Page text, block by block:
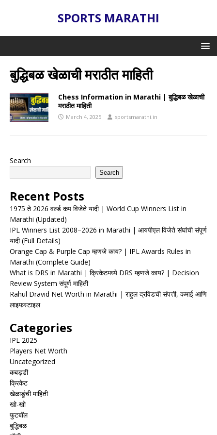
SPORTS MARATHI
बुद्धिबळ खेळाची मराठीत माहिती
Chess Information in Marathi | बुद्धिबळ खेळाची
मराठीत माहिती
March 4, 2025 sportsmarathi.in
Search
Search
Recent Posts
1975 ते 2026 वर्ल्ड कप विजेते यादी | World Cup Winners List in
Marathi (Updated)
IPL Winners List 2008–2026 in Marathi | आयपीएल विजेते संघांची संपूर्ण
यादी (Full Details)
Orange Cap & Purple Cap म्हणजे काय? | IPL Awards Rules in
Marathi (Complete Guide)
What is DRS in Marathi | क्रिकेटमध्ये DRS म्हणजे काय? | Decision
Review System संपूर्ण माहिती
Rahul Dravid Net Worth in Marathi | राहुल द्रविडची संपत्ती, कमाई आणि
लाइफस्टाइल
Categories
IPL 2025
Players Net Worth
Uncategorized
कबड्डी
क्रिकेट
खेळाडूंची माहिती
खो-खो
फुटबॉल
बुद्धिबळ